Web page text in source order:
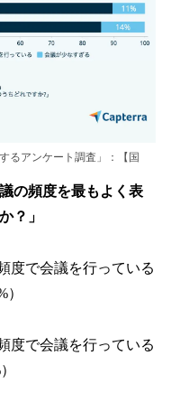
るアンケート調査」：【国
の頻度を最もよく表
？」
度で会議を行っている
度で会議を行っている